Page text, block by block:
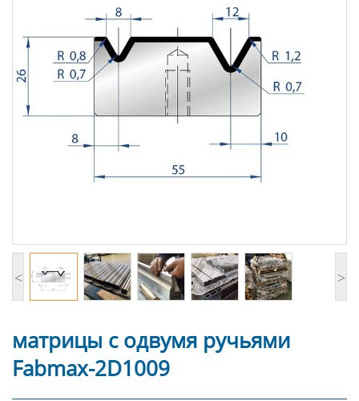
< >
матрицы с одвумя ручьями
Fabmax-2D1009